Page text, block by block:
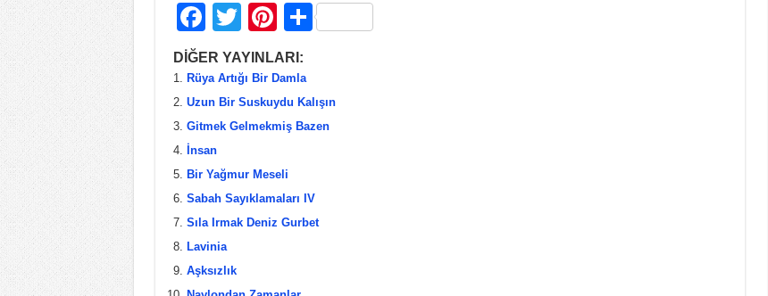
F
a
c
e
b
o
o
k
T
wi
tt
er
Pi
nt
er
e
st
S
e
DİĞER YAYINLARI:
Rüya Artığı Bir Damla
Uzun Bir Suskuydu Kalışın
Gitmek Gelmekmiş Bazen
İnsan
Bir Yağmur Meseli
Sabah Sayıklamaları IV
Sıla Irmak Deniz Gurbet
Lavinia
Aşksızlık